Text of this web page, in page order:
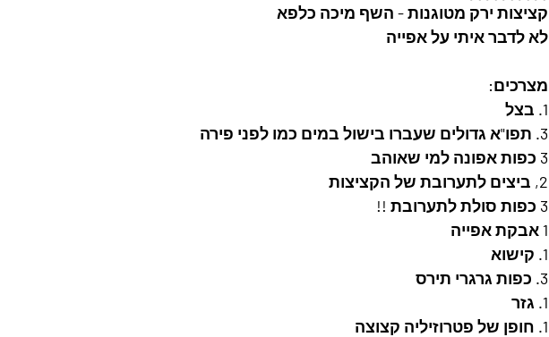
קציצות ירק מטוגנות - השף מיכה כלפא
לא לדבר איתי על אפייה
מצרכים:
1. בצל
3. תפו"א גדולים שעברו בישול במים כמו לפני פירה
3 כפות אפונה למי שאוהב
2, ביצים לתערובת של הקציצות
3 כפות סולת לתערובת !!
1 אבקת אפייה
1. קישוא
3. כפות גרגרי תירס
1. גזר
1. חופן של פטרוזיליה קצוצה